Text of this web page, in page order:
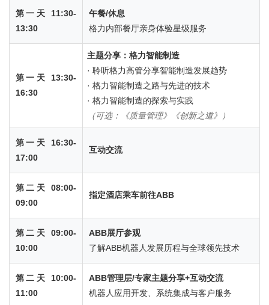
第一天 11:30-
13:30
午餐/休息
格力内部餐厅亲身体验星级服务
第一天 13:30-
16:30
主题分享：格力智能制造
· 聆听格力高管分享智能制造发展趋势
· 格力智能制造之路与先进的技术
· 格力智能制造的探索与实践
（可选：《质量管理》《创新之道》）
第一天 16:30-
17:00
互动交流
第二天 08:00-
09:00
指定酒店乘车前往ABB
第二天 09:00-
10:00
ABB展厅参观
了解ABB机器人发展历程与全球领先技术
第二天 10:00-
11:00
ABB管理层/专家主题分享+互动交流
机器人应用开发、系统集成与客户服务